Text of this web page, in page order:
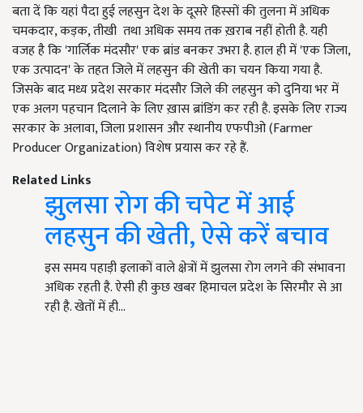
बता दें कि यहां पैदा हुई लहसुन देश के दूसरे हिस्सों की तुलना में अधिक
चमकदार, कड़क, तीखी तथा अधिक समय तक ख़राब नहीं होती है. यही
वजह है कि 'गार्लिक मंदसौर' एक ब्रांड बनकर उभरा है. हाल ही में 'एक जिला,
एक उत्पादन' के तहत जिले में लहसुन की खेती का चयन किया गया है.
जिसके बाद मध्य प्रदेश सरकार मंदसौर जिले की लहसुन को दुनिया भर में
एक अलग पहचान दिलाने के लिए ख़ास ब्रांडिंग कर रही है. इसके लिए राज्य
सरकार के अलावा, जिला प्रशासन और स्थानीय एफपीओ (Farmer
Producer Organization) विशेष प्रयास कर रहे हैं.
Related Links
झुलसा रोग की चपेट में आई
लहसुन की खेती, ऐसे करें बचाव
इस समय पहाड़ी इलाकों वाले क्षेत्रों में झुलसा रोग लगने की संभावना
अधिक रहती है. ऐसी ही कुछ खबर हिमाचल प्रदेश के सिरमौर से आ
रही है. खेतों में ही…